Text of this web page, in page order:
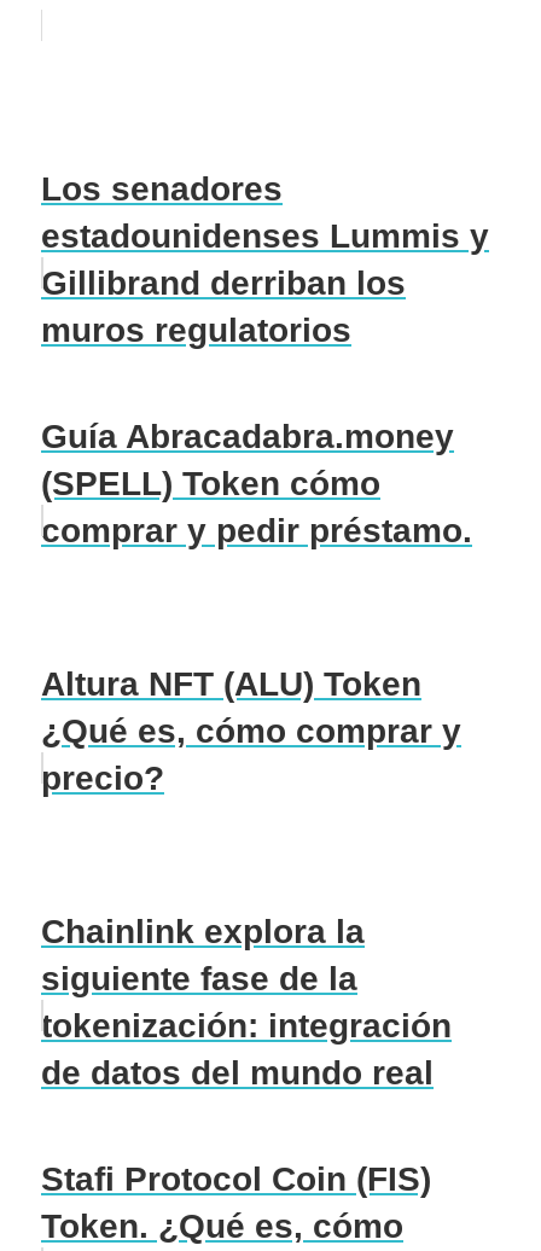
Los senadores
estadounidenses Lummis y
Gillibrand derriban los
muros regulatorios
Guía Abracadabra.money
(SPELL) Token cómo
comprar y pedir préstamo.
Altura NFT (ALU) Token
¿Qué es, cómo comprar y
precio?
Chainlink explora la
siguiente fase de la
tokenización: integración
de datos del mundo real
Stafi Protocol Coin (FIS)
Token. ¿Qué es, cómo